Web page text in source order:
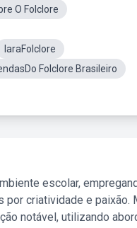
O Folclore
IaraFolclore
Folclore Brasileiro
escolar,
criatividade e paixão.
notável, utilizando